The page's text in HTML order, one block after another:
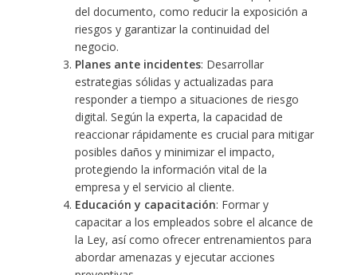
del documento, como reducir la exposición a
riesgos y garantizar la continuidad del
negocio.
Planes ante incidentes: Desarrollar
estrategias sólidas y actualizadas para
responder a tiempo a situaciones de riesgo
digital. Según la experta, la capacidad de
reaccionar rápidamente es crucial para mitigar
posibles daños y minimizar el impacto,
protegiendo la información vital de la
empresa y el servicio al cliente.
Educación y capacitación: Formar y
capacitar a los empleados sobre el alcance de
la Ley, así como ofrecer entrenamientos para
abordar amenazas y ejecutar acciones